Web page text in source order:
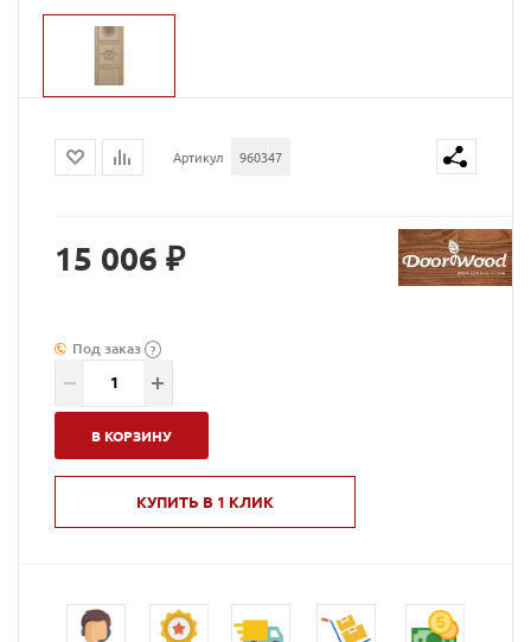
Артикул 960347
15 006 ₽
Под заказ ?
В КОРЗИНУ
КУПИТЬ В 1 КЛИК